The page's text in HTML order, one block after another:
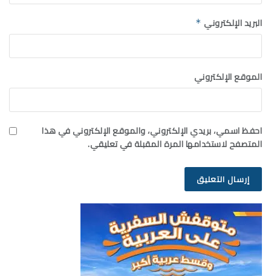
البريد الإلكتروني *
الموقع الإلكتروني
احفظ اسمي، بريدي الإلكتروني، والموقع الإلكتروني في هذا
المتصفح لاستخدامها المرة المقبلة في تعليقي.